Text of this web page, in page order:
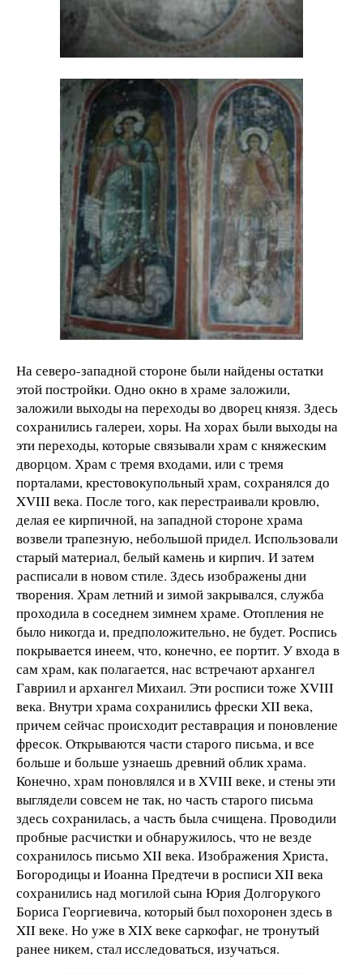
На северо-западной стороне были найдены остатки
этой постройки. Одно окно в храме заложили,
заложили выходы на переходы во дворец князя. Здесь
сохранились галереи, хоры. На хорах были выходы на
эти переходы, которые связывали храм с княжеским
дворцом. Храм с тремя входами, или с тремя
порталами, крестовокупольный храм, сохранялся до
XVIII века. После того, как перестраивали кровлю,
делая ее кирпичной, на западной стороне храма
возвели трапезную, небольшой придел. Использовали
старый материал, белый камень и кирпич. И затем
расписали в новом стиле. Здесь изображены дни
творения. Храм летний и зимой закрывался, служба
проходила в соседнем зимнем храме. Отопления не
было никогда и, предположительно, не будет. Роспись
покрывается инеем, что, конечно, ее портит. У входа в
сам храм, как полагается, нас встречают архангел
Гавриил и архангел Михаил. Эти росписи тоже XVIII
века. Внутри храма сохранились фрески XII века,
причем сейчас происходит реставрация и поновление
фресок. Открываются части старого письма, и все
больше и больше узнаешь древний облик храма.
Конечно, храм поновлялся и в XVIII веке, и стены эти
выглядели совсем не так, но часть старого письма
здесь сохранилась, а часть была счищена. Проводили
пробные расчистки и обнаружилось, что не везде
сохранилось письмо XII века. Изображения Христа,
Богородицы и Иоанна Предтечи в росписи XII века
сохранились над могилой сына Юрия Долгорукого
Бориса Георгиевича, который был похоронен здесь в
XII веке. Но уже в XIX веке саркофаг, не тронутый
ранее никем, стал исследоваться, изучаться.